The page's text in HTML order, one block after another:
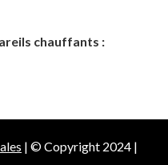
chauffants :
| © Copyright 2024 |